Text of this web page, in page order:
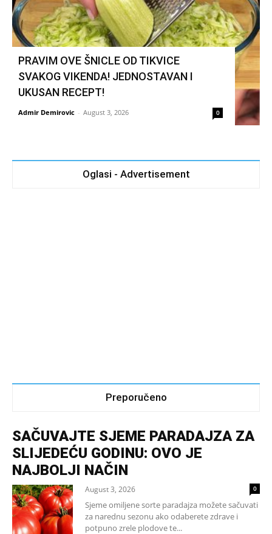
PRAVIM OVE ŠNICLE OD TIKVICE
SVAKOG VIKENDA! JEDNOSTAVAN I
UKUSAN RECEPT!
Admir Demirovic - August 3, 2026 0
Oglasi - Advertisement
Preporučeno
SAČUVAJTE SJEME PARADAJZA ZA
SLIJEDEĆU GODINU: OVO JE
NAJBOLJI NAČIN
August 3, 2026 0
Sjeme omiljene sorte paradajza možete sačuvati
za narednu sezonu ako odaberete zdrave i
potpuno zrele plodove te...